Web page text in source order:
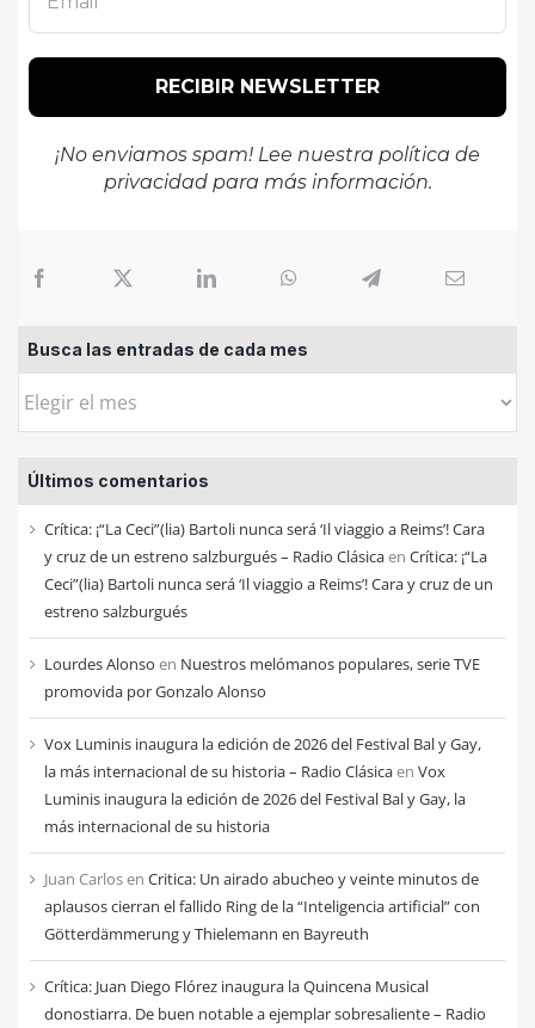
¡No enviamos spam! Lee nuestra política de
privacidadpara más información.
Busca las entradas de cada mes
Busca
entradas
de
cada
mes
Últimos comentarios
Crítica: ¡“La Ceci”(lia) Bartoli nunca será ‘Il viaggio a Reims’! Cara
y cruz de un estreno salzburgués – Radio Clásicaen Crítica: ¡“La
Ceci”(lia) Bartoli nunca será ‘Il viaggio a Reims’! Cara y cruz de un
estreno salzburgués
Lourdes Alonso en Nuestros melómanos populares, serie TVE
promovida por Gonzalo Alonso
Vox Luminis inaugura la edición de 2026 del Festival Bal y Gay,
la más internacional de su historia – Radio Clásicaen Vox
Luminis inaugura la edición de 2026 del Festival Bal y Gay, la
más internacional de su historia
Juan Carlosen Critica: Un airado abucheo y veinte minutos de
aplausos cierran el fallido Ring de la “Inteligencia artificial” con
Götterdämmerung y Thielemann en Bayreuth
Crítica: Juan Diego Flórez inaugura la Quincena Musical
donostiarra. De buen notable a ejemplar sobresaliente – Radio